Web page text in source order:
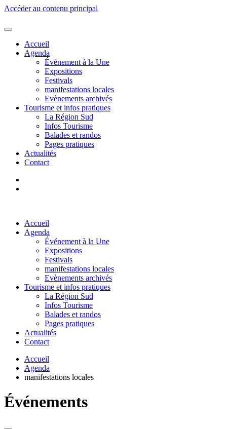
Accéder au contenu principal
Accueil
Agenda
Événement à la Une
Expositions
Festivals
manifestations locales
Evènements archivés
Tourisme et infos pratiques
La Région Sud
Infos Tourisme
Balades et randos
Pages pratiques
Actualités
Contact
Accueil
Agenda
Événement à la Une
Expositions
Festivals
manifestations locales
Evènements archivés
Tourisme et infos pratiques
La Région Sud
Infos Tourisme
Balades et randos
Pages pratiques
Actualités
Contact
Accueil
Agenda
manifestations locales
Événements